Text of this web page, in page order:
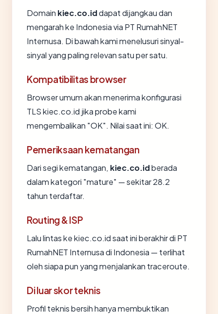
Domain kiec.co.iddapat dijangkau dan
mengarah ke Indonesia via PT RumahNET
Internusa. Di bawah kami menelusuri sinyal-
sinyal yang paling relevan satu per satu.
Kompatibilitas browser
Browser umum akan menerima konfigurasi
TLS kiec.co.id jika probe kami
mengembalikan "OK". Nilai saat ini: OK.
Pemeriksaan kematangan
Dari segi kematangan, kiec.co.idberada
dalam kategori "mature" — sekitar 28.2
tahun terdaftar.
Routing & ISP
Lalu lintas ke kiec.co.id saat ini berakhir di PT
RumahNET Internusa di Indonesia — terlihat
oleh siapa pun yang menjalankan traceroute.
Di luar skor teknis
Profil teknis bersih hanya membuktikan